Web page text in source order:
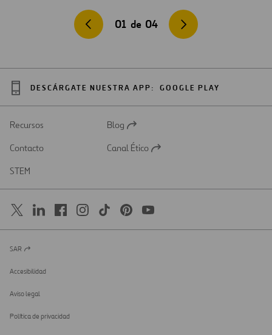
01 de 04
DESCÁRGATE NUESTRA APP: GOOGLE PLAY
Recursos
Abrir
una
Blog
Contacto
Abrir
Canal Ético
STEM
Abrir
una
nueva
SAR
Accesibilidad
Aviso legal
Política de privacidad